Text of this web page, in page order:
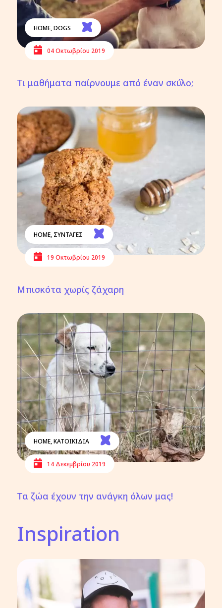
HOME,DOGS
04 Οκτωβρίου 2019
Τι μαθήματα παίρνουμε από έναν σκύλο;
HOME, ΣΥΝΤΑΓΕΣ
19 Οκτωβρίου 2019
Μπισκότα χωρίς ζάχαρη
HOME,ΚΑΤΟΙΚΙΔΙΑ
14 Δεκεμβρίου 2019
Τα ζώα έχουν την ανάγκη όλων μας!
Inspiration